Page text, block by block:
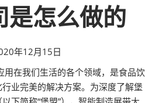
是怎么做的
年12月15日
在我们生活的各个领域，是食品饮
业完美的解决方案。为深度了解堡